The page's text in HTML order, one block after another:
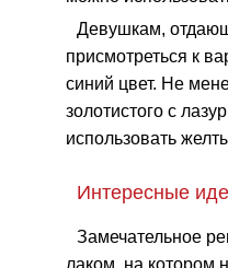
Девушкам,
присмотреться к
синий цвет. Не
золотистого с
использовать
Интересные
Замечательное
лаком, на котором